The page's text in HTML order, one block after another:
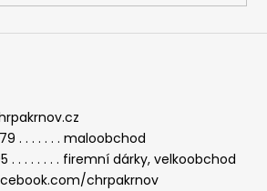
ý
p
. . . . . . . maloobchod
. . . . . . . . firemní dárky, velkoobchod
chrpakrnov